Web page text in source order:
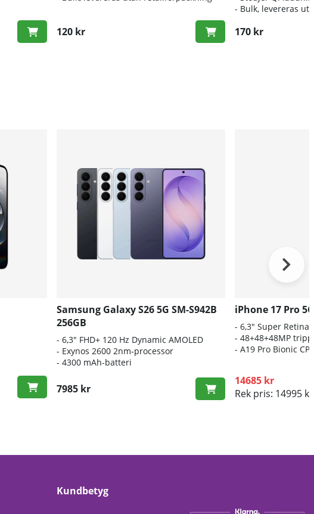
120 kr
- Bulk, levereras
170 kr
Samsung Galaxy S26 5G SM-S942B
256GB
- 6,3" FHD+ 120 Hz Dynamic AMOLED
- Exynos 2600 2nm-processor
-4300 mAh-batteri
7985 kr
iPhone 17 Pro
- 6,3" Super Retina
- 48+48+48MP
-A19 Pro Bionic
14685 kr
Rek pris: 14995 kr
Kundbetyg